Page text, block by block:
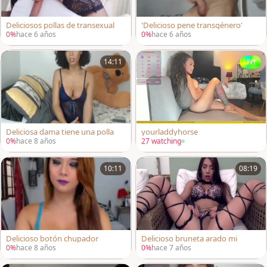
Deliciosos pollas de transexual
0%hace 6 años
'Delicioso pene transgénero'
0%hace 6 años
14:11
Deliciosa dama tiene una polla
0%hace 8 años
LIVE
yourladdyhorse
27 watching
10:11
Delicioso botón chupador
0%hace 8 años
08:19
Delicioso bruneta arado mi
0%hace 7 años